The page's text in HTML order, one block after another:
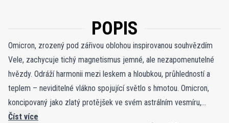
POPIS
Omicron, zrozený pod zářivou oblohou inspirovanou souhvězdím
Vele, zachycuje tichý magnetismus jemné, ale nezapomenutelné
hvězdy. Odráží harmonii mezi leskem a hloubkou, průhledností a
teplem – neviditelné vlákno spojující světlo s hmotou. Omicron,
koncipovaný jako zlatý protějšek ve svém astrálním vesmíru,
shromažďuje nejobsáhlejší nuance souhvězdí a vylepšuje je do
Číst více